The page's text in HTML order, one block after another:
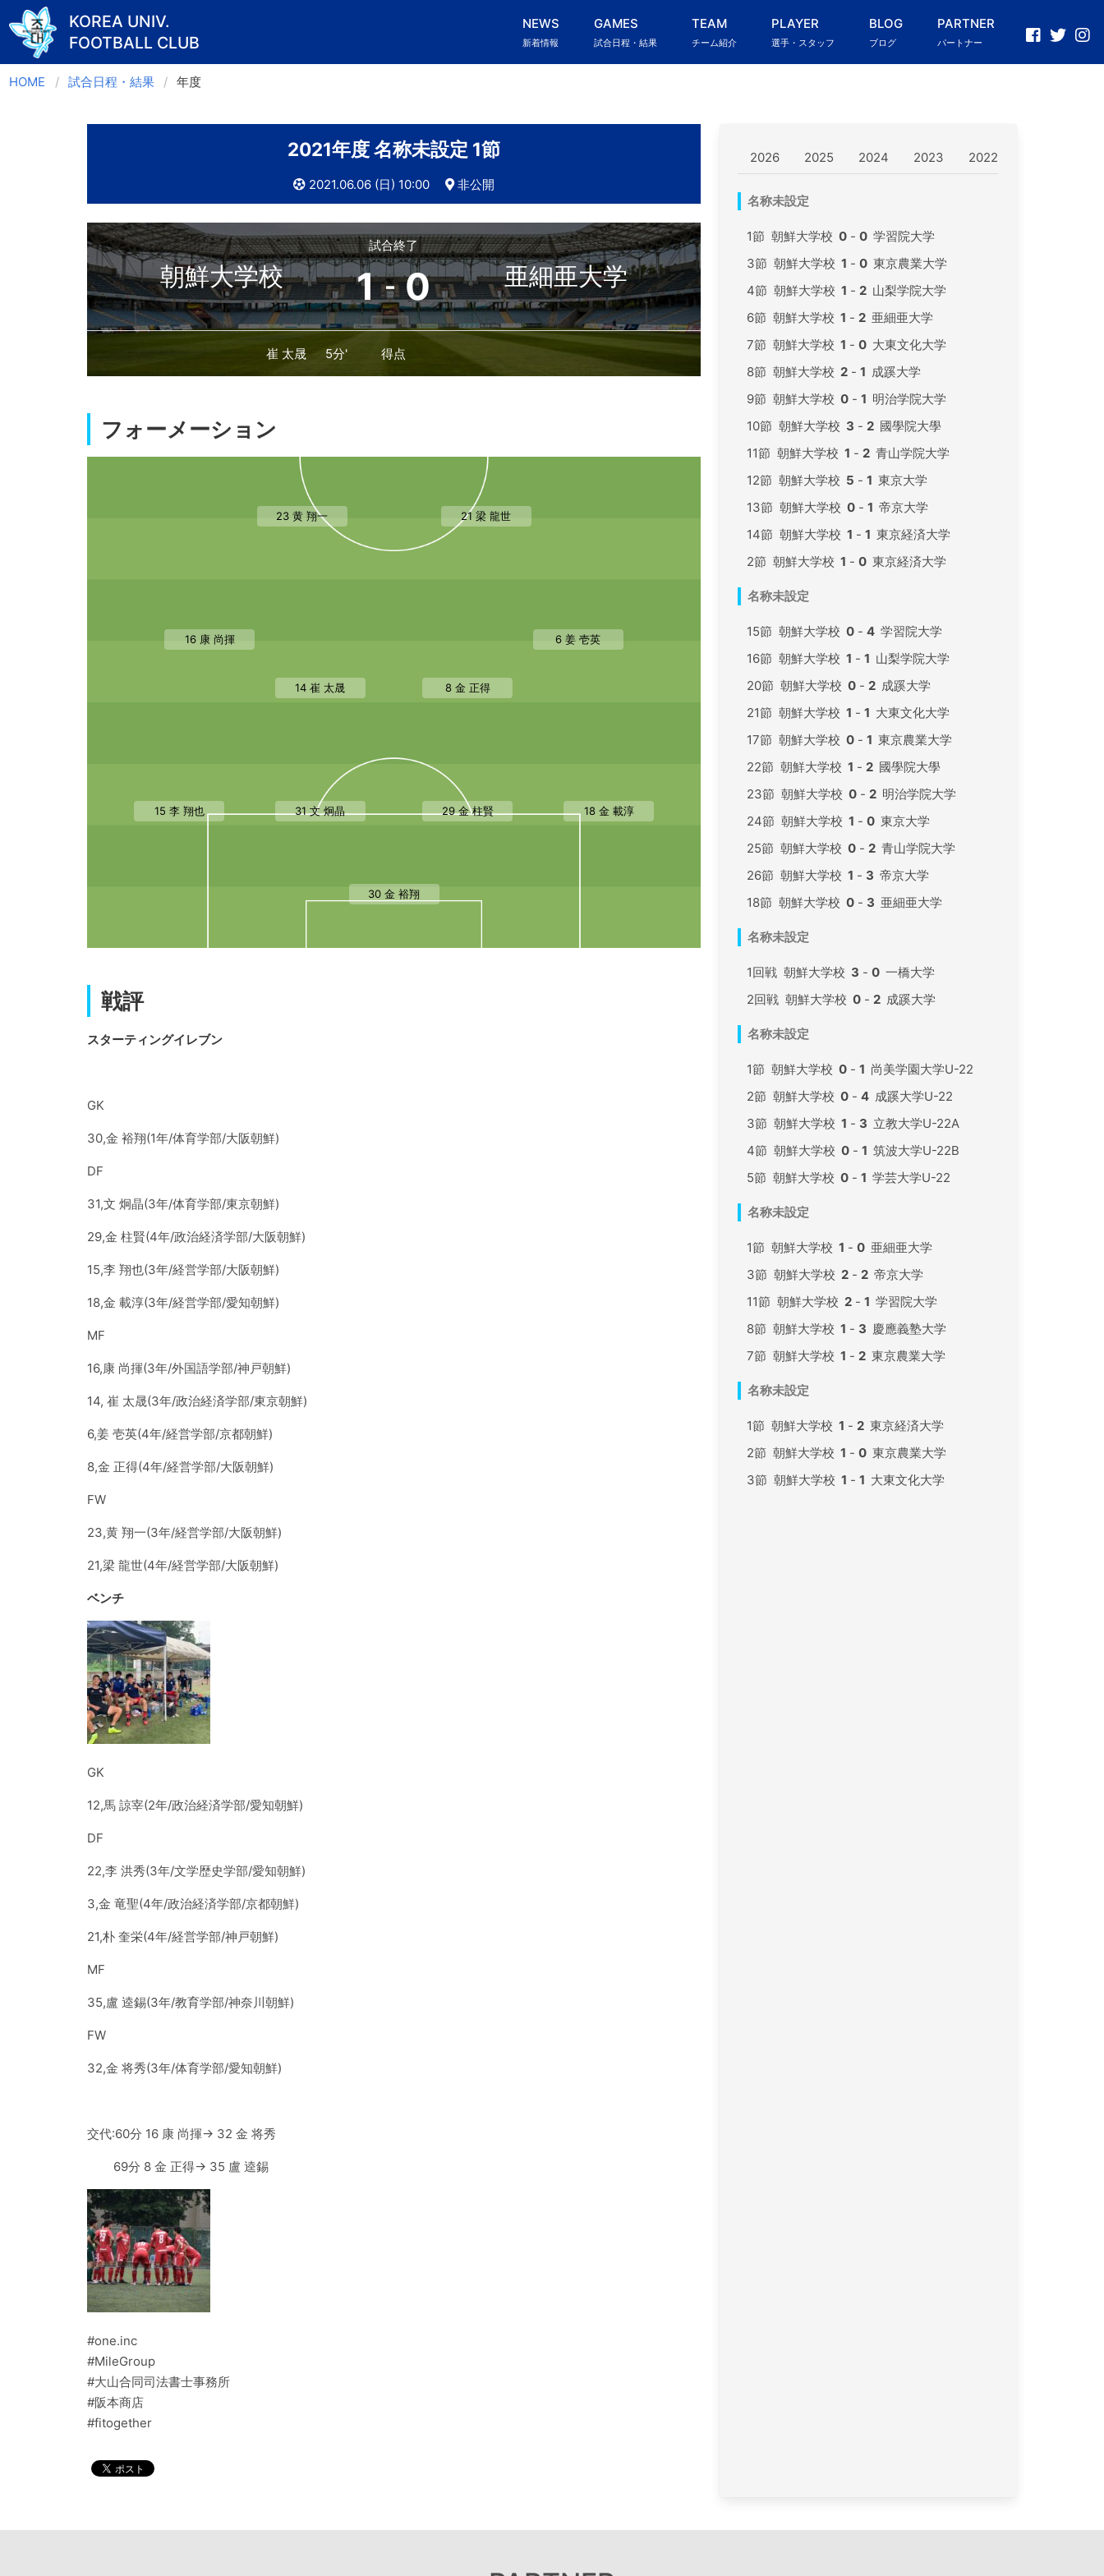
to
KOREA UNIV.
FOOTBALL CLUB
NEWS
新着情報
GAMES
試合日程・結果
TEAM
チーム紹介
PLAYER
選手・スタッフ
BLOG
ブログ
PARTNER
パートナー
HOME 試合日程・結果 年度
2021年度 名称未設定 1節
2021.06.06 (日) 10:00 非公開
朝鮮大学校
試合終了
1 - 0 亜細亜大学
崔 太晟 5分' 得点
フォーメーション
30 金 裕翔
15 李 翔也 31 文 炯晶 29 金 柱賢 18 金 載淳
16 康 尚揮
14 崔 太晟 8 金 正得
6 姜 壱英
23 黄 翔一 21 梁 龍世
戦評
スターティングイレブン
GK
30,金 裕翔(1年/体育学部/大阪朝鮮)
DF
31,文 炯晶(3年/体育学部/東京朝鮮)
29,金 柱賢(4年/政治経済学部/大阪朝鮮)
15,李 翔也(3年/経営学部/大阪朝鮮)
18,金 載淳(3年/経営学部/愛知朝鮮)
MF
16,康 尚揮(3年/外国語学部/神戸朝鮮)
14, 崔 太晟(3年/政治経済学部/東京朝鮮)
6,姜 壱英(4年/経営学部/京都朝鮮)
8,金 正得(4年/経営学部/大阪朝鮮)
FW
23,黄 翔一(3年/経営学部/大阪朝鮮)
21,梁 龍世(4年/経営学部/大阪朝鮮)
ベンチ
GK
12,馬 諒宰(2年/政治経済学部/愛知朝鮮)
DF
22,李 洪秀(3年/文学歴史学部/愛知朝鮮)
3,金 竜聖(4年/政治経済学部/京都朝鮮)
21,朴 奎栄(4年/経営学部/神戸朝鮮)
MF
35,盧 逵錫(3年/教育学部/神奈川朝鮮)
FW
32,金 将秀(3年/体育学部/愛知朝鮮)
交代:60分 16 康 尚揮→ 32 金 将秀
69分 8 金 正得→ 35 盧 逵錫
#one.inc
#MileGroup
#大山合同司法書士事務所
#阪本商店
#fitogether
2026 2025 2024 2023 2022
名称未設定
1節 朝鮮大学校 0 - 0 学習院大学
3節 朝鮮大学校 1 - 0 東京農業大学
4節 朝鮮大学校 1 - 2 山梨学院大学
6節 朝鮮大学校 1 - 2 亜細亜大学
7節 朝鮮大学校 1 - 0 大東文化大学
8節 朝鮮大学校 2 - 1 成蹊大学
9節 朝鮮大学校 0 - 1 明治学院大学
10節 朝鮮大学校 3 - 2 國學院大學
11節 朝鮮大学校 1 - 2 青山学院大学
12節 朝鮮大学校 5 - 1 東京大学
13節 朝鮮大学校 0 - 1 帝京大学
14節 朝鮮大学校 1 - 1 東京経済大学
2節 朝鮮大学校 1 - 0 東京経済大学
名称未設定
15節 朝鮮大学校 0 - 4 学習院大学
16節 朝鮮大学校 1 - 1 山梨学院大学
20節 朝鮮大学校 0 - 2 成蹊大学
21節 朝鮮大学校 1 - 1 大東文化大学
17節 朝鮮大学校 0 - 1 東京農業大学
22節 朝鮮大学校 1 - 2 國學院大學
23節 朝鮮大学校 0 - 2 明治学院大学
24節 朝鮮大学校 1 - 0 東京大学
25節 朝鮮大学校 0 - 2 青山学院大学
26節 朝鮮大学校 1 - 3 帝京大学
18節 朝鮮大学校 0 - 3 亜細亜大学
名称未設定
1回戦 朝鮮大学校 3 - 0 一橋大学
2回戦 朝鮮大学校 0 - 2 成蹊大学
名称未設定
1節 朝鮮大学校 0 - 1 尚美学園大学U-22
2節 朝鮮大学校 0 - 4 成蹊大学U-22
3節 朝鮮大学校 1 - 3 立教大学U-22A
4節 朝鮮大学校 0 - 1 筑波大学U-22B
5節 朝鮮大学校 0 - 1 学芸大学U-22
名称未設定
1節 朝鮮大学校 1 - 0 亜細亜大学
3節 朝鮮大学校 2 - 2 帝京大学
11節 朝鮮大学校 2 - 1 学習院大学
8節 朝鮮大学校 1 - 3 慶應義塾大学
7節 朝鮮大学校 1 - 2 東京農業大学
名称未設定
1節 朝鮮大学校 1 - 2 東京経済大学
2節 朝鮮大学校 1 - 0 東京農業大学
3節 朝鮮大学校 1 - 1 大東文化大学